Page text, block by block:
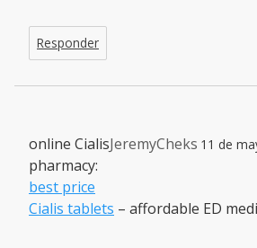
Responder
JeremyCheks 11 de
online Cialis
pharmacy:
best price
Cialis tablets – affordable ED